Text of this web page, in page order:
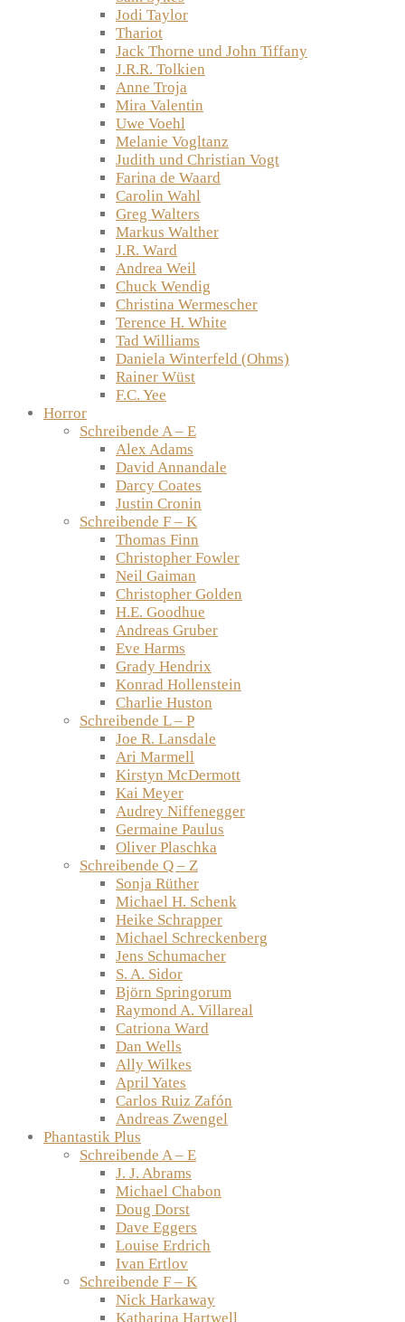
Jodi Taylor
Thariot
Jack Thorne und John Tiffany
J.R.R. Tolkien
Anne Troja
Mira Valentin
Uwe Voehl
Melanie Vogltanz
Judith und Christian Vogt
Farina de Waard
Carolin Wahl
Greg Walters
Markus Walther
J.R. Ward
Andrea Weil
Chuck Wendig
Christina Wermescher
Terence H. White
Tad Williams
Daniela Winterfeld (Ohms)
Rainer Wüst
F.C. Yee
Horror
Schreibende A – E
Alex Adams
David Annandale
Darcy Coates
Justin Cronin
Schreibende F – K
Thomas Finn
Christopher Fowler
Neil Gaiman
Christopher Golden
H.E. Goodhue
Andreas Gruber
Eve Harms
Grady Hendrix
Konrad Hollenstein
Charlie Huston
Schreibende L – P
Joe R. Lansdale
Ari Marmell
Kirstyn McDermott
Kai Meyer
Audrey Niffenegger
Germaine Paulus
Oliver Plaschka
Schreibende Q – Z
Sonja Rüther
Michael H. Schenk
Heike Schrapper
Michael Schreckenberg
Jens Schumacher
S. A. Sidor
Björn Springorum
Raymond A. Villareal
Catriona Ward
Dan Wells
Ally Wilkes
April Yates
Carlos Ruiz Zafón
Andreas Zwengel
Phantastik Plus
Schreibende A – E
J. J. Abrams
Michael Chabon
Doug Dorst
Dave Eggers
Louise Erdrich
Ivan Ertlov
Schreibende F – K
Nick Harkaway
Katharina Hartwell